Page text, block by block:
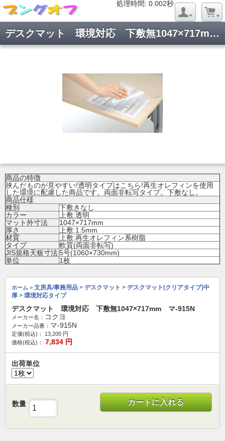
処理時間: 0.002秒
デスクマット 環境対応 下敷無1047×717mm マ-915N
商品の特徴
挟んだものが見やすい!透明タイプはこちら!再生オレフィンを使用
した環境に配慮した商品です。両面非転写タイプ。下敷なし。
商品仕様
種別
下敷きなし
カラー
上敷:透明
マット外寸法
1047×717mm
厚さ
上敷:1.5mm
材質
上敷:再生オレフィン系樹脂
タイプ
軟質(両面非転写)
JIS規格天板寸法5号(1060×730mm)
単位
1枚
ホーム > 文房具/事務用品 > デスクマット > デスクマット(クリアタイプ)中
厚 > 環境対応タイプ
デスクマット 環境対応 下敷無1047×717mm マ-915N
メーカー名： コクヨ
メーカー品番： マ-915N
定価(税込)： 13,200 円
価格(税込)：
7,834 円
出荷単位
数量 カートに入れる
処理時間: 0.020秒